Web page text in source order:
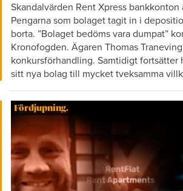
Skandalvärden Rent Xpress bankkonton
Pengarna som bolaget tagit in i
borta. ”Bolaget bedöms vara dumpat”
Kronofogden. Ägaren Thomas
konkursförhandling. Samtidigt fortsätter
sitt nya bolag till mycket tveksamma
Fördjupning.